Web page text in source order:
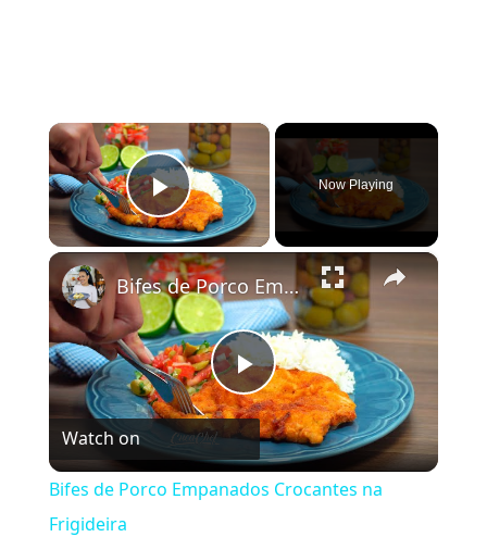
×
Play Video
Now Playing
×
Play
Video
Bifes de Porco Empanados Crocantes na Frigideira
Watch on
Bifes de Porco Empanados Crocantes na
Frigideira